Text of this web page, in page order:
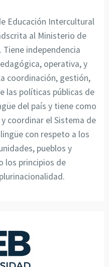
Educación Intercultural
al Ministerio de
Tiene independencia
operativa, y
coordinación, gestión,
las políticas públicas de
del país y tiene como
coordinar el Sistema de
con respeto a los
pueblos y
los principios de